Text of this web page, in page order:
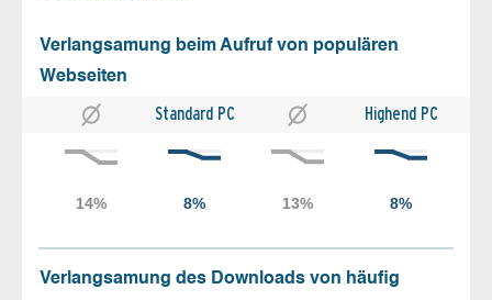
Verlangsamung beim Aufruf von populären
Webseiten
Standard PC Highend PC
Verlangsamung des Downloads von häufig